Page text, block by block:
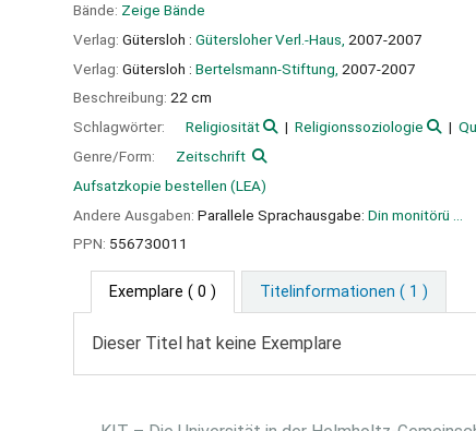
Bände: Zeige Bände
Verlag: Gütersloh : Gütersloher Verl.-Haus, 2007-2007
Verlag: Gütersloh : Bertelsmann-Stiftung, 2007-2007
Beschreibung: 22 cm
Schlagwörter:
Religiosität Religionssoziologie
Genre/Form:
Zeitschrift
Aufsatzkopie bestellen (LEA)
Andere Ausgaben: Parallele Sprachausgabe: Din monitörü ...
PPN: 556730011
Exemplare ( 0 ) Titelinformationen ( 1 )
Dieser Titel hat keine Exemplare